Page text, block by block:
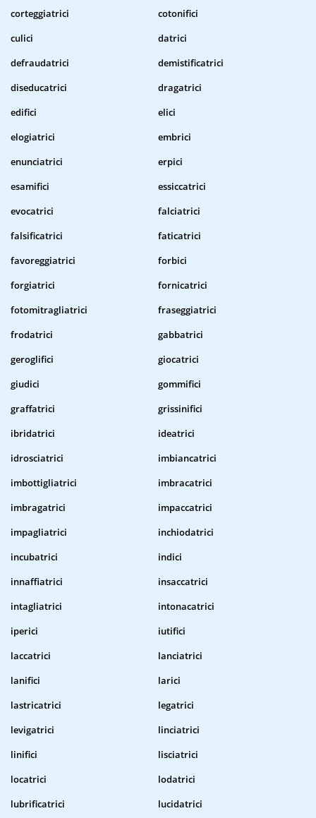
corteggiatrici
cotonifici
culici
datrici
defraudatrici
demistificatrici
diseducatrici
dragatrici
edifici
elici
elogiatrici
embrici
enunciatrici
erpici
esamifici
essiccatrici
evocatrici
falciatrici
falsificatrici
faticatrici
favoreggiatrici
forbici
forgiatrici
fornicatrici
fotomitragliatrici
fraseggiatrici
frodatrici
gabbatrici
geroglifici
giocatrici
giudici
gommifici
graffatrici
grissinifici
ibridatrici
ideatrici
idrosciatrici
imbiancatrici
imbottigliatrici
imbracatrici
imbragatrici
impaccatrici
impagliatrici
inchiodatrici
incubatrici
indici
innaffiatrici
insaccatrici
intagliatrici
intonacatrici
iperici
iutifici
laccatrici
lanciatrici
lanifici
larici
lastricatrici
legatrici
levigatrici
linciatrici
linifici
lisciatrici
locatrici
lodatrici
lubrificatrici
lucidatrici